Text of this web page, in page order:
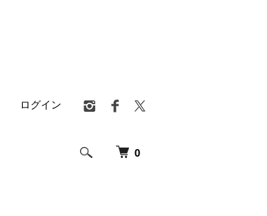
0
ログイン